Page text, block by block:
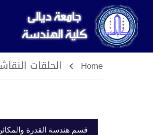
Home الحلقات
قسم هندسة القدرة